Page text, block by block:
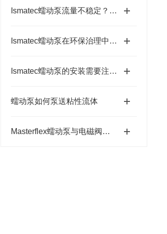
Ismatec蠕动泵流量不稳定？检查泵盖锁紧扭矩与管壁回弹力
Ismatec蠕动泵在环保治理中的作用与意义
Ismatec蠕动泵的安装需要注意哪些事项？
蠕动泵如何泵送粘性流体
Masterflex蠕动泵与电磁阀隔膜计量泵的比较